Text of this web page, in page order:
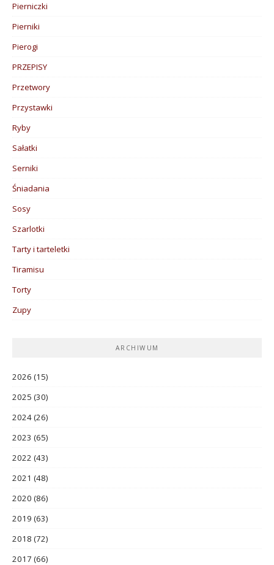
Pierniczki
Pierniki
Pierogi
PRZEPISY
Przetwory
Przystawki
Ryby
Sałatki
Serniki
Śniadania
Sosy
Szarlotki
Tarty i tarteletki
Tiramisu
Torty
Zupy
ARCHIWUM
2026 (15)
2025 (30)
2024(26)
2023 (65)
2022 (43)
2021 (48)
2020 (86)
2019 (63)
2018 (72)
2017 (66)